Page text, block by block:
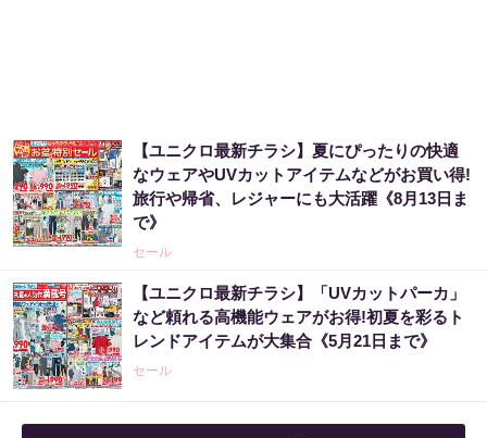
【ユニクロ最新チラシ】夏にぴったりの快適
なウェアやUVカットアイテムなどがお買い得!
旅行や帰省、レジャーにも大活躍《8月13日ま
で》
セール
【ユニクロ最新チラシ】「UVカットパーカ」
など頼れる高機能ウェアがお得!初夏を彩るト
レンドアイテムが大集合《5月21日まで》
セール